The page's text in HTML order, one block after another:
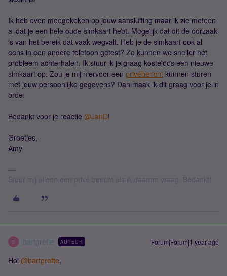
Ik heb even meegekeken op jouw aansluiting maar ik zie meteen
al dat je een hele oude simkaart hebt. Mogelijk dat dit de oorzaak
is van het bereik dat vaak wegvalt. Heb je de simkaart ook al
eens in een andere telefoon getest? Zo kunnen we sneller het
probleem achterhalen. Ik stuur ik je graag kosteloos een nieuwe
simkaart op. Zou je mij hiervoor een privébericht kunnen sturen
met jouw persoonlijke gegevens? Dan maak ik dit graag voor je in
orde.
Bedankt voor je reactie ​ @JanD!
Groetjes,
Amy
B bartgrefte AUTEUR Forum|Forum|1 year ago
Hoi ​ @bartgrefte,